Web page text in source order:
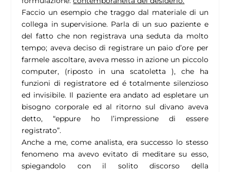
Faccio un esempio che traggo dal materiale di un
collega in supervisione. Parla di un suo paziente e
del fatto che non registrava una seduta da molto
tempo; aveva deciso di registrare un paio d’ore per
farmele ascoltare, aveva messo in azione un piccolo
computer, (riposto in una scatoletta ), che ha
funzioni di registratore ed é totalmente silenzioso
ed invisibile. Il paziente era andato ad espletare un
bisogno corporale ed al ritorno sul divano aveva
detto, “eppure ho l’impressione di essere
registrato”.
Anche a me, come analista, era successo lo stesso
fenomeno ma avevo evitato di meditare su esso,
spiegandolo con il solito discorso della